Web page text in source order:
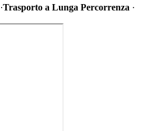
·Trasporto a Lunga Percorrenza ·